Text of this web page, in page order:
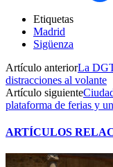
Etiquetas
Madrid
Sigüenza
Artículo anteriorLa
distracciones al volante
Artículo siguiente
plataforma de ferias y
ARTÍCULOS